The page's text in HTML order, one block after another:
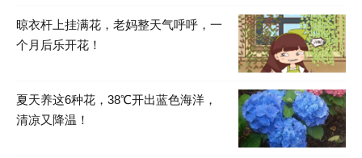
晾衣杆上挂满花，老妈整天气呼呼，一
个月后乐开花！
夏天养这6种花，38℃开出蓝色海洋，
清凉又降温！